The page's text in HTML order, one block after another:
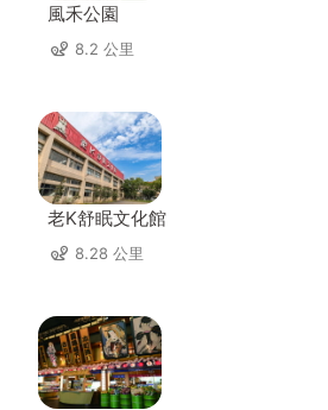
風禾公園
8.2 公里
老K舒眠文化館
8.28 公里